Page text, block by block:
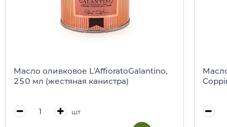
Масло оливковое L'AffioratoGalantino,
250 мл (жестяная канистра)
шт